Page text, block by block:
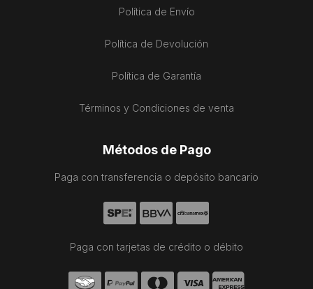
Política de Envío
Política de Devolución
Política de Garantía
Términos y Condiciones de venta
Métodos de Pago
Paga con transferencia o depósito bancario
Paga con tarjetas de crédito o débito